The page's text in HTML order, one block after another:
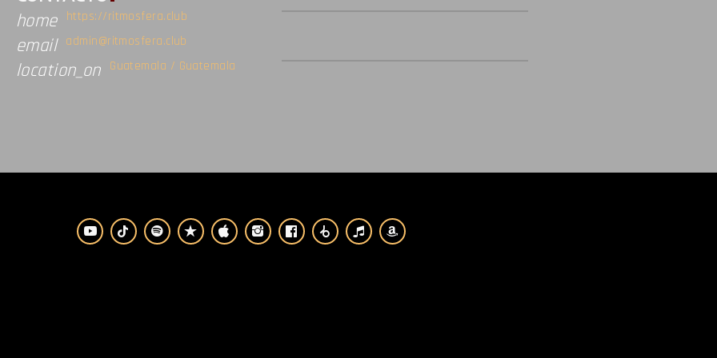
home https://ritmosfera.club
email admin@ritmosfera.club
location_on Guatemala / Guatemala